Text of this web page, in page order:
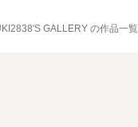
GALLERY の作品一覧